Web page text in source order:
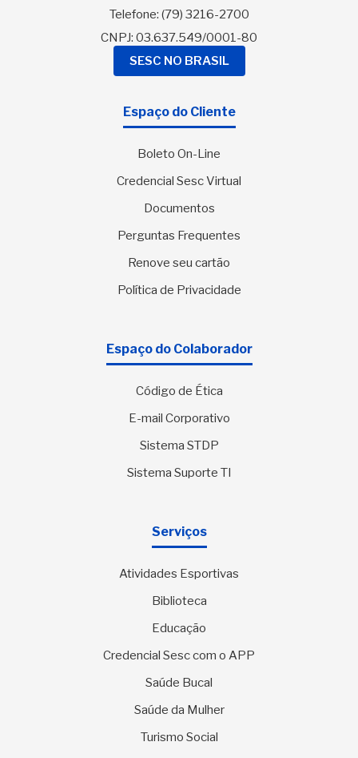
Telefone: (79) 3216-2700
CNPJ: 03.637.549/0001-80
SESC NO BRASIL
Espaço do Cliente
Boleto On-Line
Credencial Sesc Virtual
Documentos
Perguntas Frequentes
Renove seu cartão
Política de Privacidade
Espaço do Colaborador
Código de Ética
E-mail Corporativo
Sistema STDP
Sistema Suporte TI
Serviços
Atividades Esportivas
Biblioteca
Educação
Credencial Sesc com o APP
Saúde Bucal
Saúde da Mulher
Turismo Social